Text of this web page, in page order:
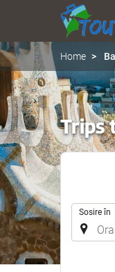
Home
Trips
Sosire în